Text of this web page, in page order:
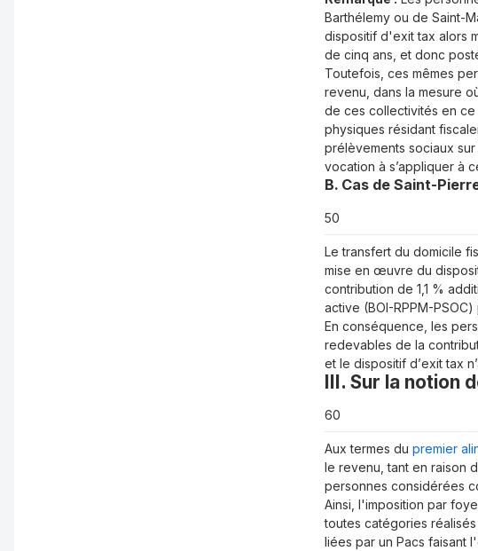
Barthélemy ou de Saint-
dispositif d'exit tax alors
de cinq ans, et donc
Toutefois, ces mêmes
revenu, dans la mesure
de ces collectivités en
physiques résidant
prélèvements sociaux
vocation à s’appliquer à
B. Cas de Saint-
50
Le transfert du domicile
mise en œuvre du
contribution de 1,1 %
active (BOI-RPPM-
En conséquence, les
redevables de la
et le dispositif d’exit tax
III. Sur la notion
60
Aux termes du premier
le revenu, tant en raison
personnes considérées
Ainsi, l'imposition par
toutes catégories
liées par un Pacs faisant